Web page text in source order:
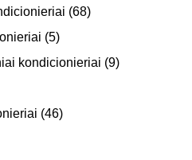
(68)
(5)
kondicionieriai (9)
(46)